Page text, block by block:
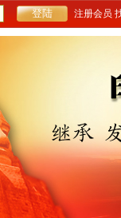
注册会员